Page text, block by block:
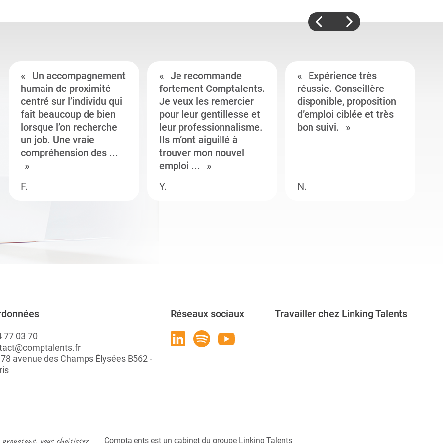
Un accompagnement
humain de proximité
centré sur l’individu qui
fait beaucoup de bien
lorsque l’on recherche
un job. Une vraie
compréhension des ...
F.
Je recommande
fortement Comptalents.
Je veux les remercier
pour leur gentillesse et
leur professionnalisme.
Ils m’ont aiguillé à
trouver mon nouvel
emploi ...
Y.
Expérience très
réussie. Conseillère
disponible, proposition
d’emploi ciblée et très
bon suivi.
N.
77 03 70
avenue des Champs Élysées B562 -
Réseaux sociaux Travailler chez Linking Talents
vous choisissez Comptalents est un cabinet du groupe Linking Talents